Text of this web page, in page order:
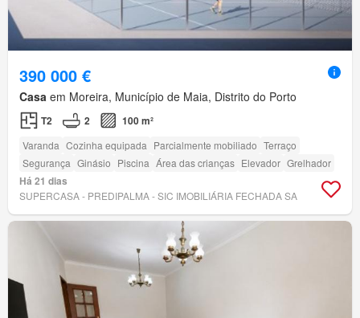
390 000 €
Casa em Moreira, Município de Maia, Distrito do Porto
T2 2 100 m²
Varanda Cozinha equipada Parcialmente mobiliado Terraço
Segurança Ginásio Piscina Área das crianças Elevador Grelhador
Há 21 dias
SUPERCASA - PREDIPALMA - SIC IMOBILIÁRIA FECHADA SA